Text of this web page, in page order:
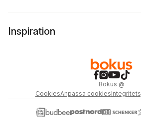
Inspiration
Bokus @
CookiesAnpassa cookies